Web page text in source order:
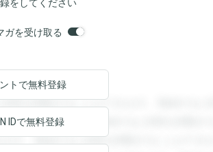
をしてください
ガを受け取る
答を閲覧することができます。登録すると回
ことができます。登録すると回答を閲覧する
す。登録すると回答を閲覧することができま
トで無料登録
IDで無料登録